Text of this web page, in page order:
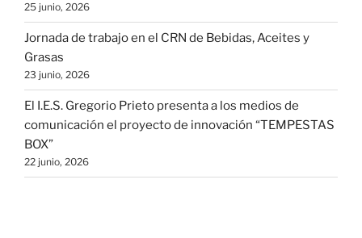
25 junio, 2026
Jornada de trabajo en el CRN de Bebidas, Aceites y
Grasas
23 junio, 2026
El I.E.S. Gregorio Prieto presenta a los medios de
comunicación el proyecto de innovación “TEMPESTAS
BOX”
22 junio, 2026